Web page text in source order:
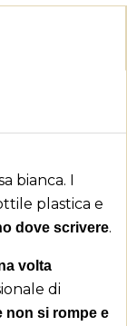
bianca. I
plastica e
dove scrivere.
volta
di
non si rompe e